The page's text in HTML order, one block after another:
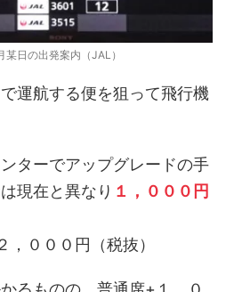
某日の出発案内（JAL）
運航する便を狙って飛行機
ターでアップグレードの手
現在と異なり １，０００円
０００円（税抜）